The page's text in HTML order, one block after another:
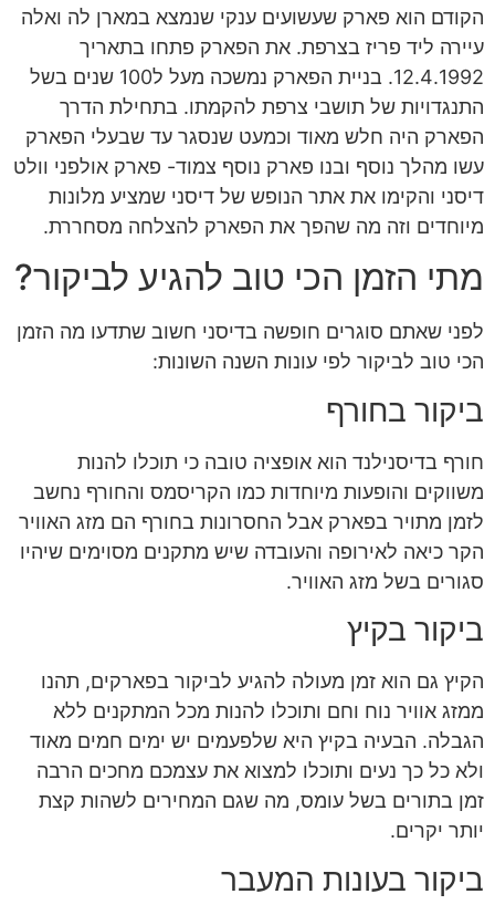
הקודם הוא פארק שעשועים ענקי שנמצא במארן לה ואלה
עיירה ליד פריז בצרפת. את הפארק פתחו בתאריך
12.4.1992. בניית הפארק נמשכה מעל ל100 שנים בשל
התנגדויות של תושבי צרפת להקמתו. בתחילת הדרך
הפארק היה חלש מאוד וכמעט שנסגר עד שבעלי הפארק
עשו מהלך נוסף ובנו פארק נוסף צמוד- פארק אולפני וולט
דיסני והקימו את אתר הנופש של דיסני שמציע מלונות
מיוחדים וזה מה שהפך את הפארק להצלחה מסחררת.
מתי הזמן הכי טוב להגיע לביקור?
לפני שאתם סוגרים חופשה בדיסני חשוב שתדעו מה הזמן
הכי טוב לביקור לפי עונות השנה השונות:
ביקור בחורף
חורף בדיסנילנד הוא אופציה טובה כי תוכלו להנות
משווקים והופעות מיוחדות כמו הקריסמס והחורף נחשב
לזמן מתויר בפארק אבל החסרונות בחורף הם מזג האוויר
הקר כיאה לאירופה והעובדה שיש מתקנים מסוימים שיהיו
סגורים בשל מזג האוויר.
ביקור בקיץ
הקיץ גם הוא זמן מעולה להגיע לביקור בפארקים, תהנו
ממזג אוויר נוח וחם ותוכלו להנות מכל המתקנים ללא
הגבלה. הבעיה בקיץ היא שלפעמים יש ימים חמים מאוד
ולא כל כך נעים ותוכלו למצוא את עצמכם מחכים הרבה
זמן בתורים בשל עומס, מה שגם המחירים לשהות קצת
יותר יקרים.
ביקור בעונות המעבר